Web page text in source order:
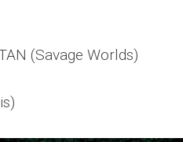
(Savage Worlds)